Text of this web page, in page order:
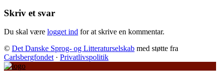
Skriv et svar
Du skal være logget ind for at skrive en kommentar.
© Det Danske Sprog- og Litteraturselskab med støtte fra
Carlsbergfondet · Privatlivspolitik